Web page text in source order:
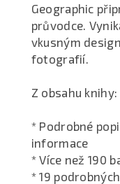
Geographic
průvodce.
vkusným
fotografií.
Z obsahu knihy:
* Podrobné
informace
* Více než 190
* 19